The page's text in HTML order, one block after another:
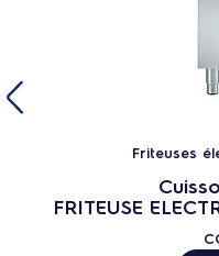
Friteuses
FRITEUSE